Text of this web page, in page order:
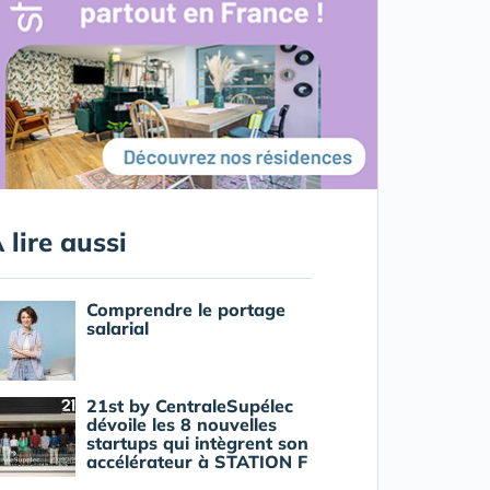
lire aussi
Comprendre le portage
salarial
21st by CentraleSupélec
dévoile les 8 nouvelles
startups qui intègrent son
accélérateur à STATION F